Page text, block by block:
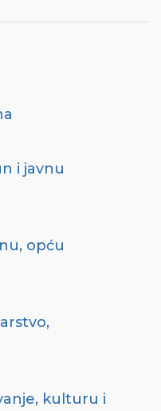
i javnu
opću
kulturu i